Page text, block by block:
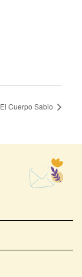
El Cuerpo Sabio